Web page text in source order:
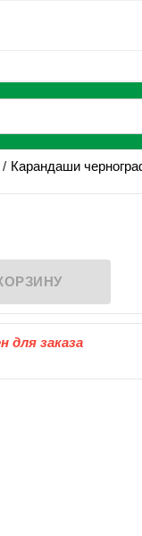
Карандаши
для заказа